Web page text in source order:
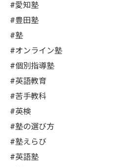
#愛知塾
#豊田塾
#塾
#オンライン塾
#個別指導塾
#英語教育
#苦手教科
#英検
#塾の選び方
#塾えらび
#英語塾